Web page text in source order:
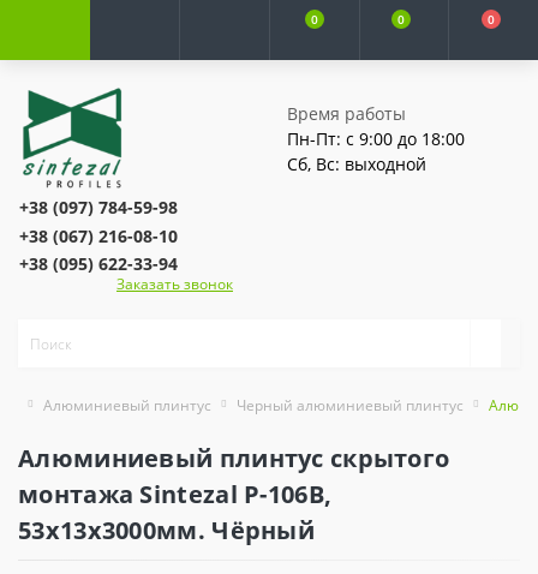
0 0 0
Время работы
Пн-Пт: с 9:00 до 18:00
Сб, Вс: выходной
+38 (097) 784-59-98
+38 (067) 216-08-10
+38 (095) 622-33-94
Заказать звонок
Алюминиевый плинтус Черный алюминиевый плинтус
Алюминиевый плинтус скрытого
монтажа Sintezal P-106B,
53х13х3000мм. Чёрный